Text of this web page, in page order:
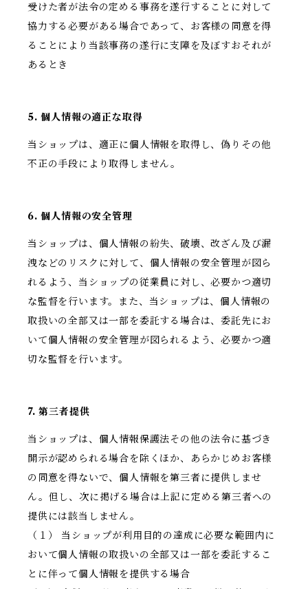
受けた者が法令の定める事務を遂行することに対して
協力する必要がある場合であって、お客様の同意を得
ることにより当該事務の遂行に支障を及ぼすおそれが
あるとき
5. 個人情報の適正な取得
当ショップは、適正に個人情報を取得し、偽りその他
不正の手段により取得しません。
6. 個人情報の安全管理
当ショップは、個人情報の紛失、破壊、改ざん及び漏
洩などのリスクに対して、個人情報の安全管理が図ら
れるよう、当ショップの従業員に対し、必要かつ適切
な監督を行います。また、当ショップは、個人情報の
取扱いの全部又は一部を委託する場合は、委託先にお
いて個人情報の安全管理が図られるよう、必要かつ適
切な監督を行います。
7. 第三者提供
当ショップは、個人情報保護法その他の法令に基づき
開示が認められる場合を除くほか、あらかじめお客様
の同意を得ないで、個人情報を第三者に提供しませ
ん。但し、次に掲げる場合は上記に定める第三者への
提供には該当しません。
（１） 当ショップが利用目的の達成に必要な範囲内に
おいて個人情報の取扱いの全部又は一部を委託するこ
とに伴って個人情報を提供する場合